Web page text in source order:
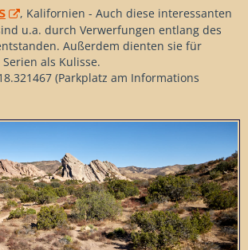
, Kalifornien - Auch diese interessanten
u.a. durch Verwerfungen entlang des
Außerdem dienten sie für
als Kulisse.
(Parkplatz am Informations